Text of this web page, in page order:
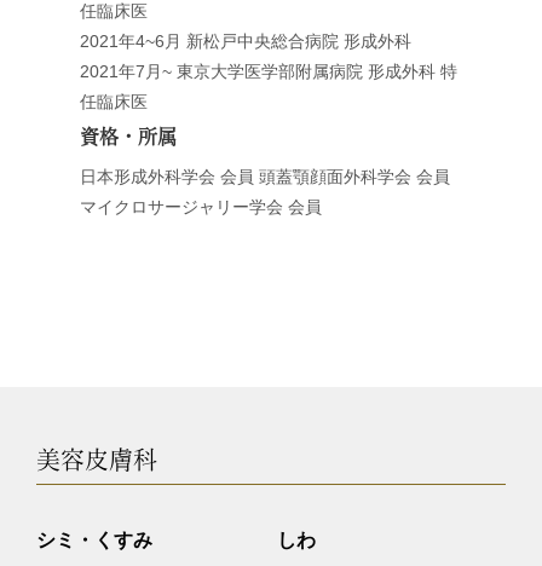
任臨床医
2021年4~6月 新松戸中央総合病院 形成外科
2021年7月~ 東京大学医学部附属病院 形成外科 特
任臨床医
資格・所属
日本形成外科学会 会員 頭蓋顎顔面外科学会 会員
マイクロサージャリー学会 会員
美容皮膚科
シミ・くすみ
しわ